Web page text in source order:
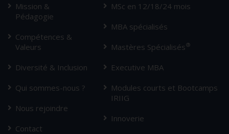
Mission &
Pédagogie
Compétences &
Valeurs
Diversité & Inclusion
Qui sommes-nous ?
Nous rejoindre
Contact
MSc en 12/18/24 mois
MBA spécialisés
Mastères Spécialisés®
Executive MBA
Modules courts et Bootcamps
IRIIG
Innoverie